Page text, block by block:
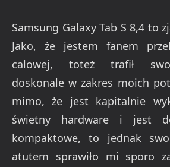
Samsung Galaxy Tab S 8,4 to
Jako, że jestem fanem
calowej, toteż trafił
doskonale w zakres moich
mimo, że jest kapitalnie
świetny hardware i jest
kompaktowe, to jednak
atutem sprawiło mi sporo